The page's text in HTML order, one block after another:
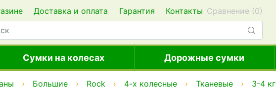
Доставка и оплата Гарантия Контакты Сравнение (0)
Сумки на колесах Дорожные сумки
Большие Rock 4-х колесные Тканевые 3-4 кг